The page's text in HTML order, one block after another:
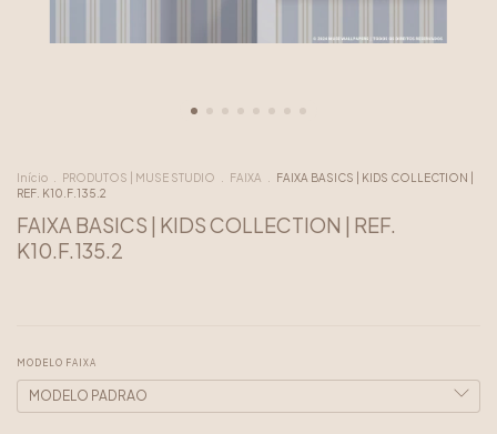
Início PRODUTOS | MUSE STUDIO FAIXA
FAIXA BASICS | KIDS COLLECTION |
REF. K10.F.135.2
FAIXA BASICS | KIDS COLLECTION | REF.
K10.F.135.2
MODELO FAIXA